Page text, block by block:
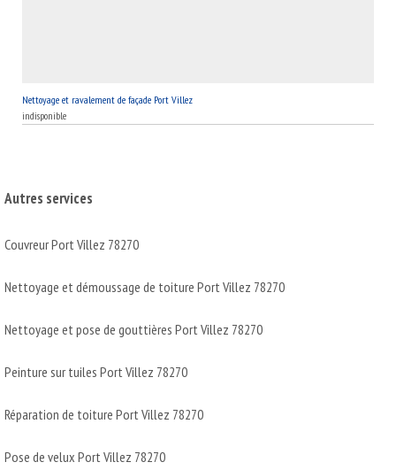
Nettoyage et ravalement de façade Port Villez
indisponible
Autres services
Couvreur Port Villez 78270
Nettoyage et démoussage de toiture Port Villez 78270
Nettoyage et pose de gouttières Port Villez 78270
Peinture sur tuiles Port Villez 78270
Réparation de toiture Port Villez 78270
Pose de velux Port Villez 78270